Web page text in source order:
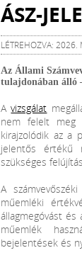
ÁSZ-
LÉTREHOZVA:
Az Állami
tulajdonában álló
Avizsgálat
nem felelt meg
kirajzolódik az a
jelentős értékű
szükséges
A
műemléki
állagmegóvást
műemlék
bejelentések és